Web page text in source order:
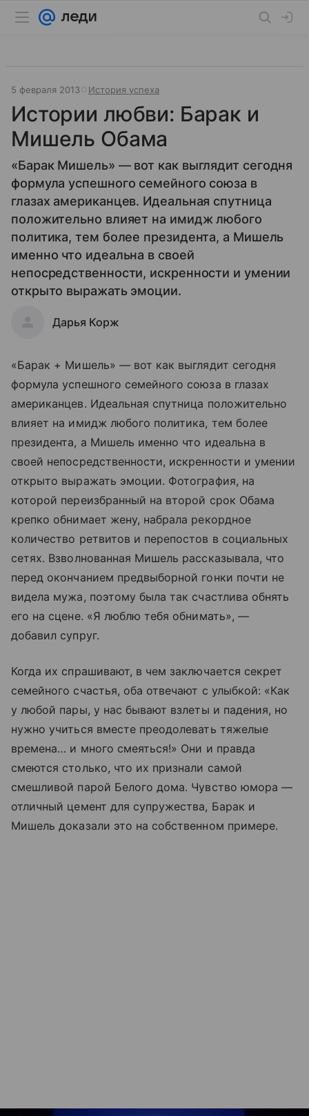
5 февраля 2013 История успеха
Истории любви: Барак и
Мишель Обама
«Барак Мишель» — вот как выглядит сегодня
формула успешного семейного союза в
глазах американцев. Идеальная спутница
положительно влияет на имидж любого
политика, тем более президента, а Мишель
именно что идеальна в своей
непосредственности, искренности и умении
открыто выражать эмоции.
Дарья Корж
«Барак + Мишель» — вот как выглядит сегодня
формула успешного семейного союза в глазах
американцев. Идеальная спутница положительно
влияет на имидж любого политика, тем более
президента, а Мишель именно что идеальна в
своей непосредственности, искренности и умении
открыто выражать эмоции. Фотография, на
которой переизбранный на второй срок Обама
крепко обнимает жену, набрала рекордное
количество ретвитов и перепостов в социальных
сетях. Взволнованная Мишель рассказывала, что
перед окончанием предвыборной гонки почти не
видела мужа, поэтому была так счастлива обнять
его на сцене. «Я люблю тебя обнимать», —
добавил супруг.
Когда их спрашивают, в чем заключается секрет
семейного счастья, оба отвечают с улыбкой: «Как
у любой пары, у нас бывают взлеты и падения, но
нужно учиться вместе преодолевать тяжелые
времена… и много смеяться!» Они и правда
смеются столько, что их признали самой
смешливой парой Белого дома. Чувство юмора —
отличный цемент для супружества, Барак и
Мишель доказали это на собственном примере.